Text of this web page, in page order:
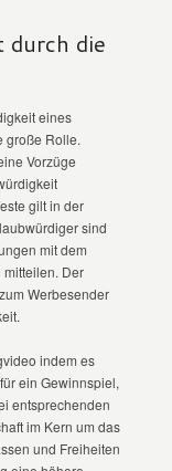
durch die
eines
große Rolle.
Vorzüge
gilt in der
sind
mit dem
Der
Werbesender
indem es
ein Gewinnspiel,
entsprechenden
im Kern um das
und Freiheiten